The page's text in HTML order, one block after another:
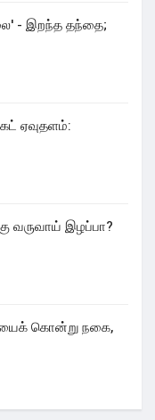
- இறந்த தந்தை;
ஏவுதளம்:
வருவாய் இழப்பா?
கொன்று நகை,